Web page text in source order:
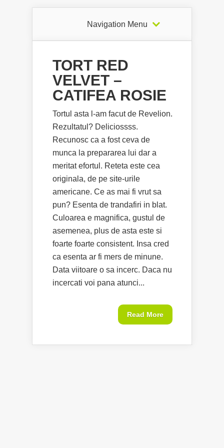
Navigation Menu
TORT RED
VELVET –
CATIFEA ROSIE
Tortul asta l-am facut de Revelion.
Rezultatul? Deliciossss.
Recunosc ca a fost ceva de
munca la prepararea lui dar a
meritat efortul. Reteta este cea
originala, de pe site-urile
americane. Ce as mai fi vrut sa
pun? Esenta de trandafiri in blat.
Culoarea e magnifica, gustul de
asemenea, plus de asta este si
foarte foarte consistent. Insa cred
ca esenta ar fi mers de minune.
Data viitoare o sa incerc. Daca nu
incercati voi pana atunci...
Read More